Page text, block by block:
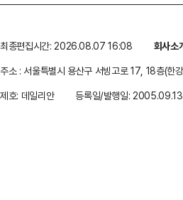
최종편집시간: 2026.08.07 16:08 회사소
주소 : 서울특별시 용산구 서빙고로 17, 18층(한
제호: 데일리안
등록일/발행일: 2005.09.13